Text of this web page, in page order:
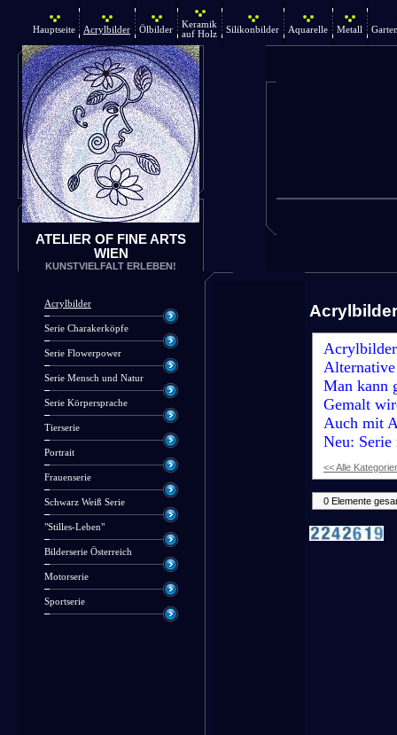
Hauptseite Acrylbilder Ölbilder
Keramik
auf Holz
Silikonbilder Aquarelle Metall
ATELIER OF FINE ARTS
WIEN
KUNSTVIELFALT ERLEBEN!
Acrylbilder
Serie Charakerköpfe
Serie Flowerpower
Serie Mensch und Natur
Serie Körpersprache
Tierserie
Portrait
Frauenserie
Schwarz Weiß Serie
"Stilles-Leben"
Bilderserie Österreich
Motorserie
Sportserie
Acrylbilder
Man kann
Gemalt
Auch mit
Neu:
<< Alle
0 Elemente